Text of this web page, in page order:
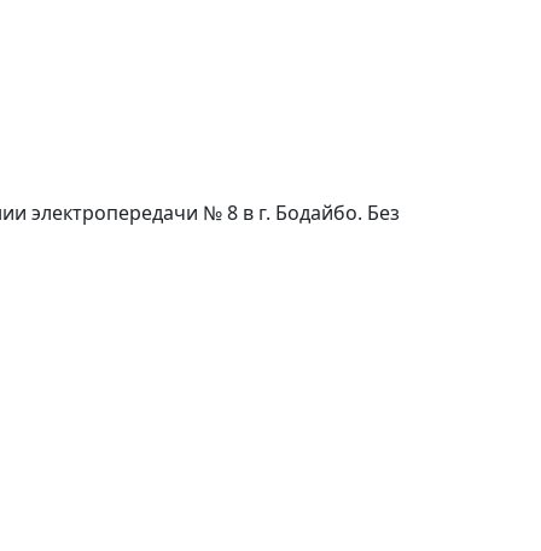
электропередачи № 8 в г. Бодайбо. Без